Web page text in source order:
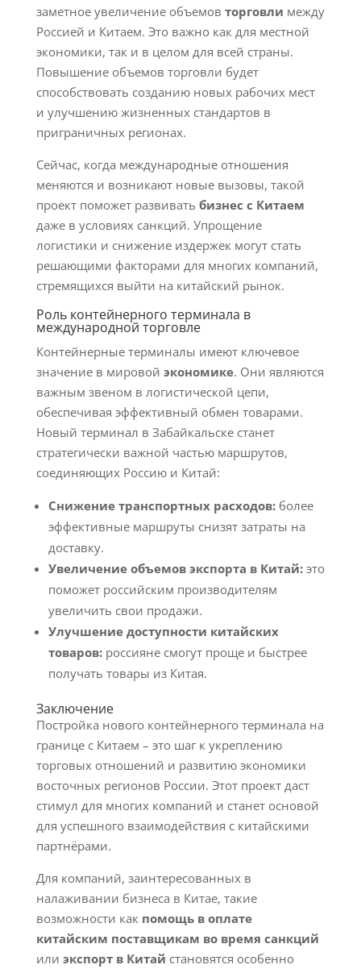
заметное увеличение объемов торговли между
Россией и Китаем. Это важно как для местной
экономики, так и в целом для всей страны.
Повышение объемов торговли будет
способствовать созданию новых рабочих мест
и улучшению жизненных стандартов в
приграничных регионах.
Сейчас, когда международные отношения
меняются и возникают новые вызовы, такой
проект поможет развивать бизнес с Китаем
даже в условиях санкций. Упрощение
логистики и снижение издержек могут стать
решающими факторами для многих компаний,
стремящихся выйти на китайский рынок.
Роль контейнерного терминала в
международной торговле
Контейнерные терминалы имеют ключевое
значение в мировой экономике. Они являются
важным звеном в логистической цепи,
обеспечивая эффективный обмен товарами.
Новый терминал в Забайкальске станет
стратегически важной частью маршрутов,
соединяющих Россию и Китай:
Снижение транспортных расходов:более
эффективные маршруты снизят затраты на
доставку.
Увеличение объемов экспорта в Китай:это
поможет российским производителям
увеличить свои продажи.
Улучшение доступности китайских
товаров:россияне смогут проще и быстрее
получать товары из Китая.
Заключение
Постройка нового контейнерного терминала на
границе с Китаем – это шаг к укреплению
торговых отношений и развитию экономики
восточных регионов России. Этот проект даст
стимул для многих компаний и станет основой
для успешного взаимодействия с китайскими
партнёрами.
Для компаний, заинтересованных в
налаживании бизнеса в Китае, такие
возможности как помощь в оплате
китайским поставщикам во время санкций
или экспорт в Китай становятся особенно